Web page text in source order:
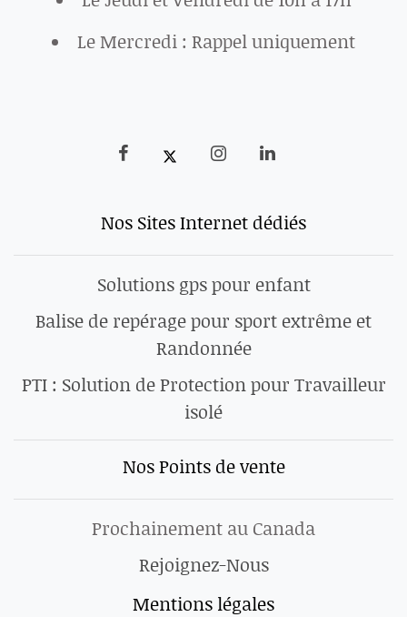
Le Mercredi : Rappel uniquement
Nos Sites Internet dédiés
Solutions gps pour enfant
Balise de repérage pour sport extrême et
Randonnée
PTI : Solution de Protection pour Travailleur
isolé
Nos Points de vente
Prochainement au Canada
Rejoignez-Nous
Mentions légales